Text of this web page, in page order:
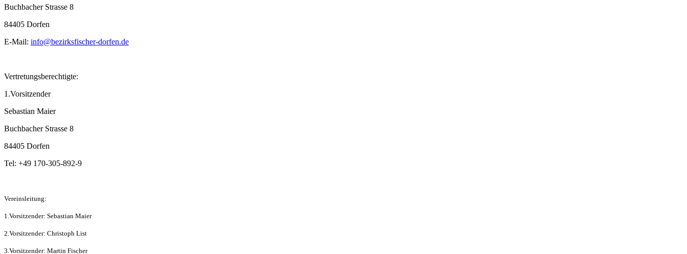
Buchbacher Strasse 8
84405 Dorfen
E-Mail: info@bezirksfischer-dorfen.de
Vertretungsberechtigte:
1.Vorsitzender
Sebastian Maier
Buchbacher Strasse 8
84405 Dorfen
Tel: +49 170-305-892-9
Vereinsleitung:
1.Vorsitzender: Sebastian Maier
2.Vorsitzender: Christoph List
3.Vorsitzender: Martin Fischer